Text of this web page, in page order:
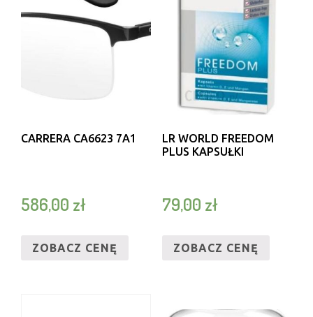
CARRERA CA6623 7A1
586,00 zł
ZOBACZ CENĘ
LR WORLD FREEDOM
PLUS KAPSUŁKI
79,00 zł
ZOBACZ CENĘ